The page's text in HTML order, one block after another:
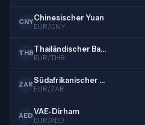
CNYChinesischer Yuan
EUR/CNY
THB Thailändischer Baht
EUR/THB
ZAR Südafrikanischer Rand
EUR/ZAR
AEDVAE-Dirham
EUR/AED